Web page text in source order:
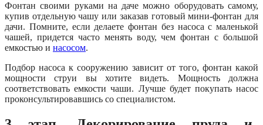
Фонтан своими руками на даче можно оборудовать самому,
купив отдельную чашу или заказав готовый мини-фонтан для
дачи. Помните, если делаете фонтан без насоса с маленькой
чашей, придется часто менять воду, чем фонтан с большой
емкостью и насосом.
Подбор насоса к сооружению зависит от того, фонтан какой
мощности струи вы хотите видеть. Мощность должна
соответствовать емкости чаши. Лучше будет покупать насос
проконсультировавшись со специалистом.